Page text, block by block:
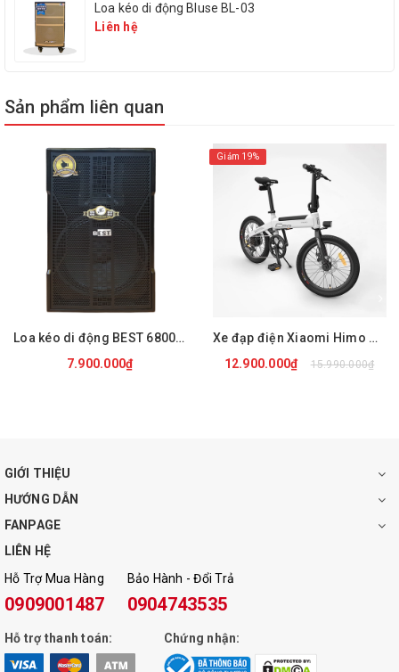
Thông tin sản phẩm
Phụ kiện
Công suất
Bass 18cm
Cổng USB
Khe cắm thẻ nhớ Có
Đài FM
Loa kéo di động Bluse BL-03
Liên hệ
Sản phẩm liên quan
Loa kéo di động BEST 6800 PRO
7.900.000₫
Giảm 19%
Xe đạp điện Xiaomi Himo C20
12.900.000₫
15.990.000₫
GIỚI THIỆU
HƯỚNG DẪN
FANPAGE
LIÊN HỆ
Hỗ Trợ Mua Hàng
0909001487
Bảo Hành - Đổi Trả
0904743535
Hỗ trợ thanh toán: Chứng nhận: